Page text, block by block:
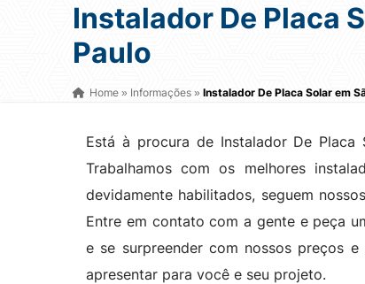
Instalador De Placa
Paulo
Home » Informações » Instalador De Placa Solar em
Está à procura de Instalador De Placa
Trabalhamos com os melhores
devidamente habilitados, seguem
Entre em contato com a gente e peça
e se surpreender com nossos preços
apresentar para você e seu projeto.